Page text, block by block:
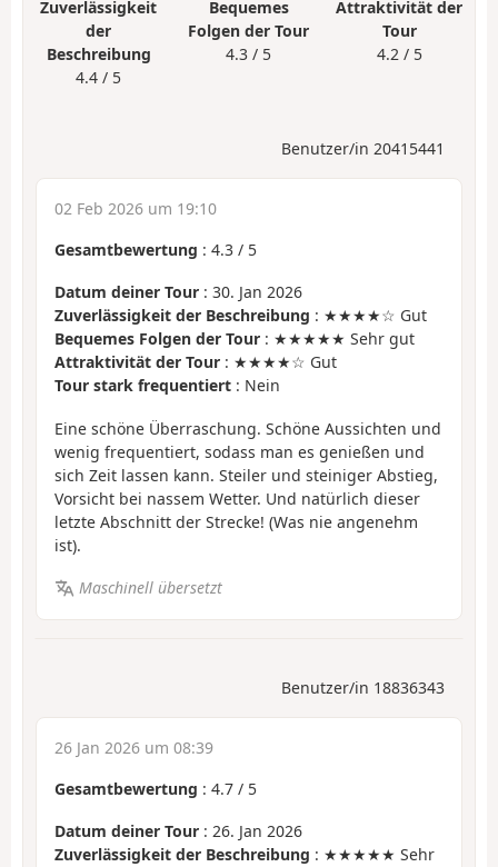
Zuverlässigkeit
der
Beschreibung
4.4 / 5
Bequemes
Folgen der Tour
4.3 / 5
Attraktivität der
Tour
4.2 / 5
Benutzer/in 20415441
02 Feb 2026 um 19:10
Gesamtbewertung : 4.3 / 5
Datum deiner Tour : 30. Jan 2026
Zuverlässigkeit der Beschreibung : ★★★★☆ Gut
Bequemes Folgen der Tour : ★★★★★ Sehr gut
Attraktivität der Tour : ★★★★☆ Gut
Tour stark frequentiert : Nein
Eine schöne Überraschung. Schöne Aussichten und
wenig frequentiert, sodass man es genießen und
sich Zeit lassen kann. Steiler und steiniger Abstieg,
Vorsicht bei nassem Wetter. Und natürlich dieser
letzte Abschnitt der Strecke! (Was nie angenehm
ist).
Maschinell übersetzt
Benutzer/in 18836343
26 Jan 2026 um 08:39
Gesamtbewertung : 4.7 / 5
Datum deiner Tour : 26. Jan 2026
Zuverlässigkeit der Beschreibung : ★★★★★ Sehr